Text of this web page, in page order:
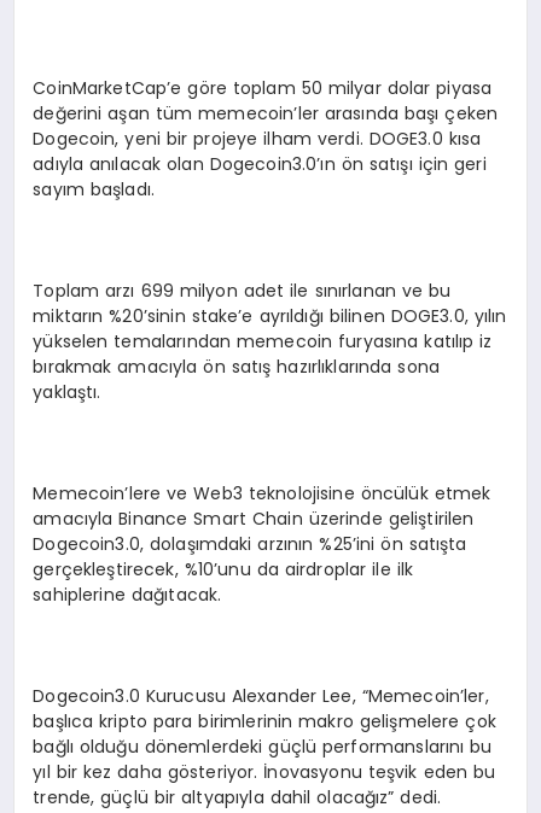
CoinMarketCap’e göre toplam 50 milyar dolar piyasa
değerini aşan tüm memecoin’ler arasında başı çeken
Dogecoin, yeni bir projeye ilham verdi. DOGE3.0 kısa
adıyla anılacak olan Dogecoin3.0’ın ön satışı için geri
sayım başladı.
Toplam arzı 699 milyon adet ile sınırlanan ve bu
miktarın %20’sinin stake’e ayrıldığı bilinen DOGE3.0, yılın
yükselen temalarından memecoin furyasına katılıp iz
bırakmak amacıyla ön satış hazırlıklarında sona
yaklaştı.
Memecoin’lere ve Web3 teknolojisine öncülük etmek
amacıyla Binance Smart Chain üzerinde geliştirilen
Dogecoin3.0, dolaşımdaki arzının %25’ini ön satışta
gerçekleştirecek, %10’unu da airdroplar ile ilk
sahiplerine dağıtacak.
Dogecoin3.0 Kurucusu Alexander Lee, “Memecoin’ler,
başlıca kripto para birimlerinin makro gelişmelere çok
bağlı olduğu dönemlerdeki güçlü performanslarını bu
yıl bir kez daha gösteriyor. İnovasyonu teşvik eden bu
trende, güçlü bir altyapıyla dahil olacağız” dedi.